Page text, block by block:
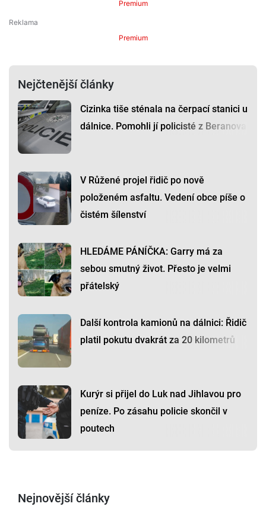
Premium
Premium
Nejčtenější články
Cizinka tiše sténala na čerpací stanici u
dálnice. Pomohli jí policisté z Beranova
V Růžené projel řidič po nově
položeném asfaltu. Vedení obce píše o
čistém šílenství
HLEDÁME PÁNÍČKA: Garry má za
sebou smutný život. Přesto je velmi
přátelský
Další kontrola kamionů na dálnici: Řidič
platil pokutu dvakrát za 20 kilometrů
Kurýr si přijel do Luk nad Jihlavou pro
peníze. Po zásahu policie skončil v
poutech
Nejnovější články